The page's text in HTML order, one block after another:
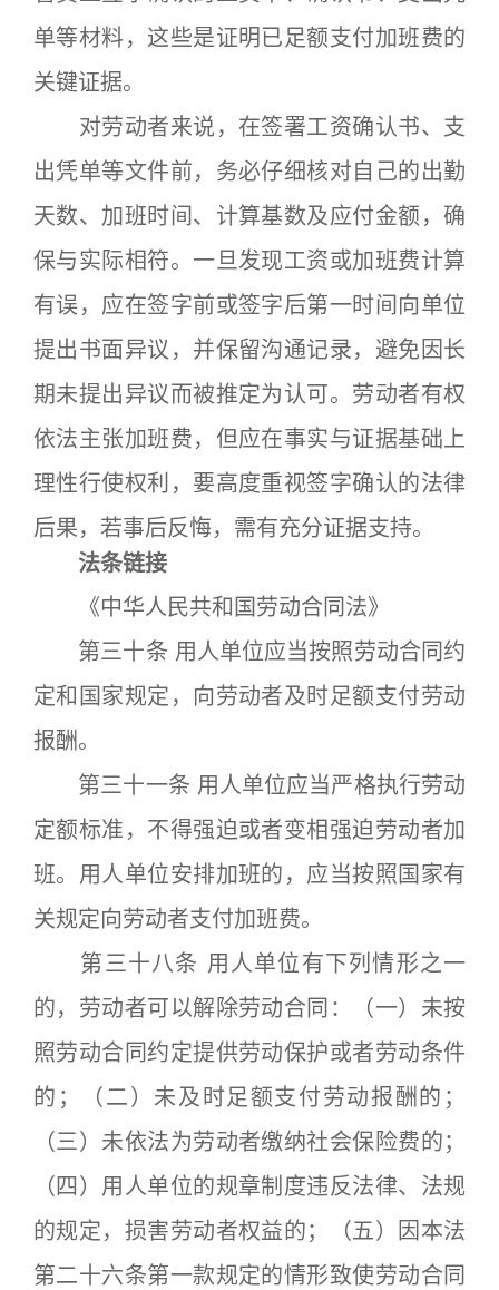
单等材料，这些是证明已足额支付加班费的
关键证据。
对劳动者来说，在签署工资确认书、支
出凭单等文件前，务必仔细核对自己的出勤
天数、加班时间、计算基数及应付金额，确
保与实际相符。一旦发现工资或加班费计算
有误，应在签字前或签字后第一时间向单位
提出书面异议，并保留沟通记录，避免因长
期未提出异议而被推定为认可。劳动者有权
依法主张加班费，但应在事实与证据基础上
理性行使权利，要高度重视签字确认的法律
后果，若事后反悔，需有充分证据支持。
法条链接
《中华人民共和国劳动合同法》
第三十条 用人单位应当按照劳动合同约
定和国家规定，向劳动者及时足额支付劳动
报酬。
第三十一条 用人单位应当严格执行劳动
定额标准，不得强迫或者变相强迫劳动者加
班。用人单位安排加班的，应当按照国家有
关规定向劳动者支付加班费。
第三十八条 用人单位有下列情形之一
的，劳动者可以解除劳动合同：（一）未按
照劳动合同约定提供劳动保护或者劳动条件
的；（二）未及时足额支付劳动报酬的；
（三）未依法为劳动者缴纳社会保险费的；
（四）用人单位的规章制度违反法律、法规
的规定，损害劳动者权益的；（五）因本法
第二十六条第一款规定的情形致使劳动合同